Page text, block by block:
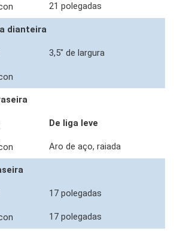
21 polegadas
dianteira
3,5" de largura
De liga leve
Aro de aço, raiada
17 polegadas
17 polegadas